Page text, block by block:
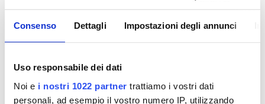
Consenso Dettagli Impostazioni degli annunci
Uso responsabile dei dati
Noi e i nostri 1022 partner trattiamo i vostri dati
personali, ad esempio il vostro numero IP, utilizzando
utilizzo dell’acqua potabile erogata da
pubblici acquedotti redatto dall'Autorità Idrica